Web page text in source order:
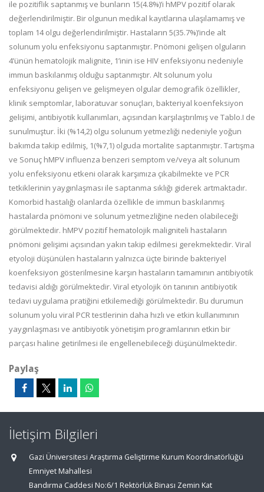
ile pozitiflik saptanmış ve bunların 15(4.8%)’i hMPV pozitif olarak
değerlendirilmiştir. Bir olgunun medikal kayıtlarına ulaşılamamış ve
toplam 14 olgu değerlendirilmiştir. Hastaların 5(35.7%)’inde alt
solunum yolu enfeksiyonu saptanmıştır. Pnömoni gelişen olguların
4’ünün hematolojik malignite, 1’inin ise HIV enfeksiyonu nedeniyle
immun baskılanmış olduğu saptanmıştır. Alt solunum yolu
enfeksiyonu gelişen ve gelişmeyen olgular demografik özellikler,
klinik semptomlar, laboratuvar sonuçları, bakteriyal koenfeksiyon
gelişimi, antibiyotik kullanımları, açısından karşılaştırılmış ve Tablo.I de
sunulmuştur. İki (%14,2) olgu solunum yetmezliği nedeniyle yoğun
bakımda takip edilmiş, 1(%7,1) olguda mortalite saptanmıştır. Tartışma
ve Sonuç hMPV influenza benzeri semptom ve/veya alt solunum
yolu enfeksiyonu etkeni olarak karşımıza çıkabilmekte ve PCR
tetkiklerinin yaygınlaşması ile saptanma sıklığı giderek artmaktadır.
Komorbid hastalığı olanlarda özellikle de immun baskılanmış
hastalarda pnömoni ve solunum yetmezliğine neden olabileceği
görülmektedir. hMPV pozitif hematolojik maligniteli hastaların
pnömoni gelişimi açısından yakın takip edilmesi gerekmektedir. Viral
etyoloji düşünülen hastaların yalnızca üçte birinde bakteriyel
koenfeksiyon gösterilmesine karşın hastaların tamamının antibiyotik
tedavisi aldığı görülmektedir. Viral etyolojik ön tanının antibiyotik
tedavi uygulama pratiğini etkilemediği görülmektedir. Bu durumun
solunum yolu viral PCR testlerinin daha hızlı ve etkin kullanımının
yaygınlaşması ve antibiyotik yönetişim programlarının etkin bir
parçası haline getirilmesi ile engellenebileceği düşünülmektedir.
Paylaş
İletişim Bilgileri
Gazi Üniversitesi Araştırma Geliştirme Kurum Koordinatörlüğü
Emniyet Mahallesi
Bandırma Caddesi No:6/1 Rektörlük Binası Zemin Kat